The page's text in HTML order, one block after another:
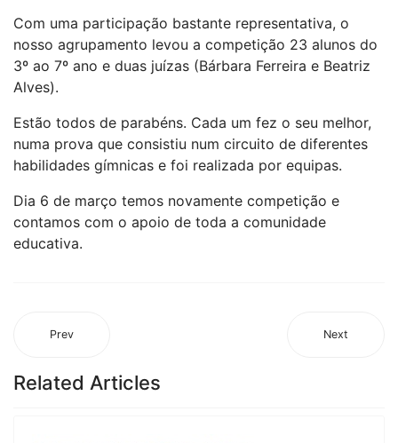
Com uma participação bastante representativa, o
nosso agrupamento levou a competição 23 alunos do
3º ao 7º ano e duas juízas (Bárbara Ferreira e Beatriz
Alves).
Estão todos de parabéns. Cada um fez o seu melhor,
numa prova que consistiu num circuito de diferentes
habilidades gímnicas e foi realizada por equipas.
Dia 6 de março temos novamente competição e
contamos com o apoio de toda a comunidade
educativa.
Prev Next
Related Articles